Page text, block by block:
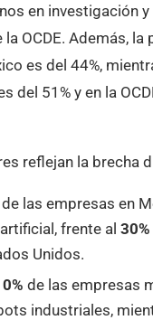
en investigación
OCDE. Además, la
es del 44%,
del 51% y en la
reflejan la brecha
de las empresas en
frente al 30%
Unidos.
de las empresas
industriales,